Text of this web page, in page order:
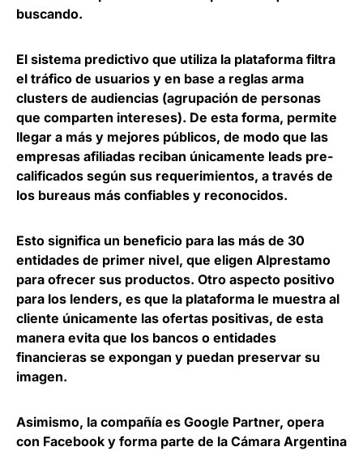
buscando.
El sistema predictivo que utiliza la plataforma filtra
el tráfico de usuarios y en base a reglas arma
clusters de audiencias (agrupación de personas
que comparten intereses). De esta forma, permite
llegar a más y mejores públicos, de modo que las
empresas afiliadas reciban únicamente leads pre-
calificados según sus requerimientos, a través de
los bureaus más confiables y reconocidos.
Esto significa un beneficio para las más de 30
entidades de primer nivel, que eligen Alprestamo
para ofrecer sus productos. Otro aspecto positivo
para los lenders, es que la plataforma le muestra al
cliente únicamente las ofertas positivas, de esta
manera evita que los bancos o entidades
financieras se expongan y puedan preservar su
imagen.
Asimismo, la compañía es Google Partner, opera
con Facebook y forma parte de la Cámara Argentina